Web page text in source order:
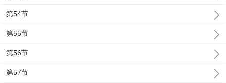
第54节
第55节
第56节
第57节